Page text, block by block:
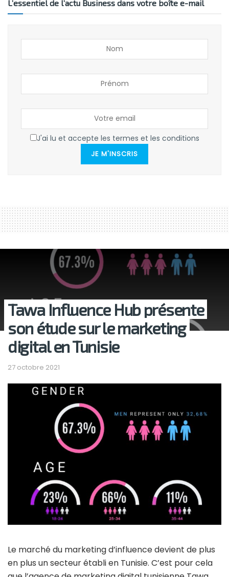
L’essentiel de l’actu Business dans votre boîte e-mail
J'ai lu et accepte les termes et les conditions
JE M'INSCRIS
Tawa Influence Hub présente
son étude sur le marketing
digital en Tunisie
27 octobre 2021
Le marché du marketing d’influence devient de plus
en plus un secteur établi en Tunisie. C’est pour cela